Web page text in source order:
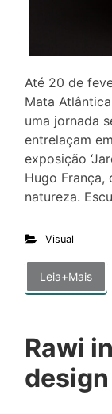
Até 20 de
Mata
uma jornada
entrelaçam
exposição
Hugo França,
natureza.
Visual
Leia+Mais
Rawi